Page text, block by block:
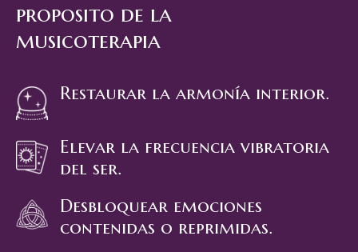
proposito de la
musicoterapia
Restaurar la armonía interior.
Elevar la frecuencia vibratoria
del ser.
Desbloquear emociones
contenidas o reprimidas.